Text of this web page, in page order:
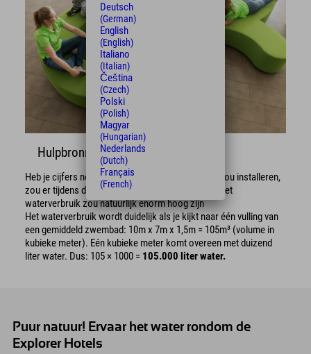
Hulpbronnen besparen
Heb je cijfers nodig? Graag! Als je een zwembad zou installeren,
zou er tijdens de bouw meer ruimte nodig zijn en het
waterverbruik zou natuurlijk enorm hoog zijn
Het waterverbruik wordt duidelijk als je kijkt naar één vulling van
een gemiddeld zwembad: 10m x 7m x 1,5m = 105m³ (volume in
kubieke meter). Eén kubieke meter komt overeen met duizend
liter water. Dus: 105 × 1000 = 105.000 liter water.
Puur natuur! Ervaar het water rondom de
Explorer Hotels
Deutsch
(German)
English
(English)
Italiano
(Italian)
Čeština
(Czech)
Polski
(Polish)
Magyar
(Hungarian)
Nederlands
(Dutch)
Français
(French)